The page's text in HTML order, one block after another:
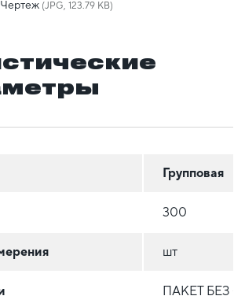
Чертеж (JPG, 123.79 KB)
Групповая
300
шт
ПАКЕТ БЕЗ